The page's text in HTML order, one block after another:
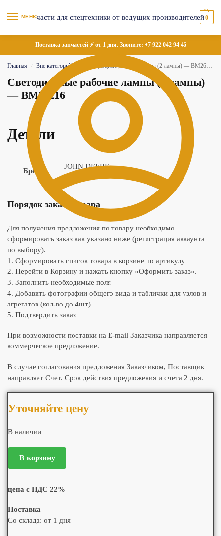
МЕНЮ 0
Поставка запчастей ⚡ от 1 дня. Звоните: +7 922 042 94 46
Главная / Вне категорий Светодиодные рабочие лампы (2 лампы) — BM26216
Светодиодные рабочие лампы (2 лампы)
— BM26216
Детали
Бренд
JOHN DEERE
Порядок заказа товара
Для получения предложения по товару необходимо
сформировать заказ как указано ниже (регистрация аккаунта
по выбору).
1. Сформировать список товара в корзине по артикулу
2. Перейти в Корзину и нажать кнопку «Оформить заказ».
3. Заполнить необходимые поля
4. Добавить фотографии общего вида и таблички для узлов и
агрегатов (кол-во до 4шт)
5. Подтвердить заказ
При возможности поставки на E-mail Заказчика направляется
коммерческое предложение.
В случае согласования предложения Заказчиком, Поставщик
направляет Счет. Срок действия предложения и счета 2 дня.
Уточняйте цену
В наличии
В корзину
цена с НДС 22%
Поставка
Со склада: от 1 дня